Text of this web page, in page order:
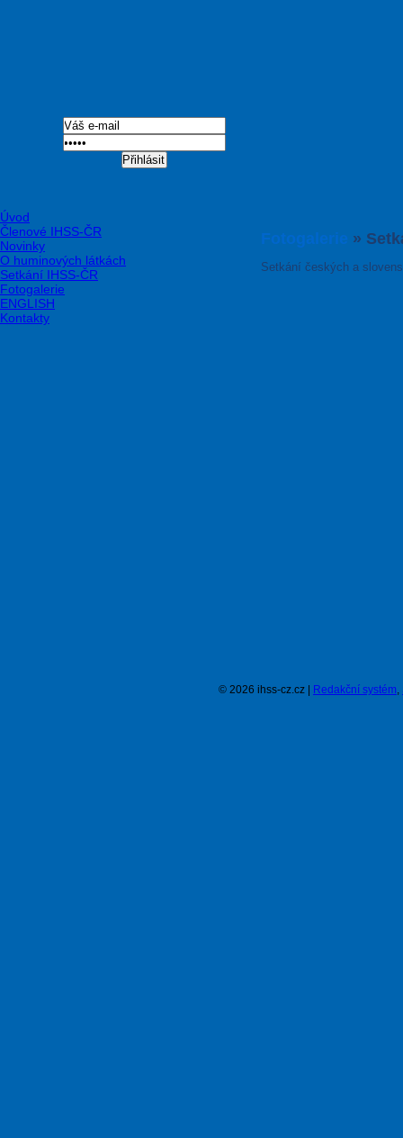
Přihlásit
Fotogalerie »
Setkání českých a
Úvod
Členové IHSS-ČR
Novinky
O huminových látkách
Setkání IHSS-ČR
Fotogalerie
ENGLISH
Kontakty
© 2026 ihss-cz.cz | Redakční systém,